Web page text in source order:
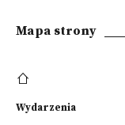
Mapa strony
Wydarzenia